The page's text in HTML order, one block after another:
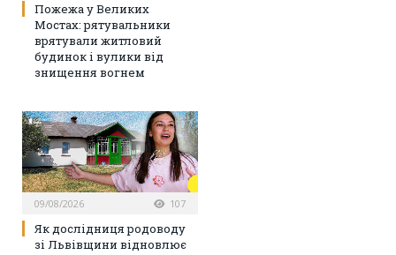
Пожежа у Великих
Мостах: рятувальники
врятували житловий
будинок і вулики від
знищення вогнем
09/08/2026 107
Як дослідниця родоводу
зі Львівщини відновлює